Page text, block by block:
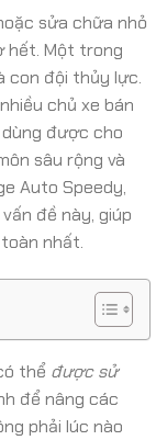
sửa chữa nhỏ
hết. Một trong
con đội thủy lực.
chủ xe bán
được cho
sâu rộng và
Auto Speedy,
đề này, giúp
nhất.
thể được sử
để nâng các
phải lúc nào